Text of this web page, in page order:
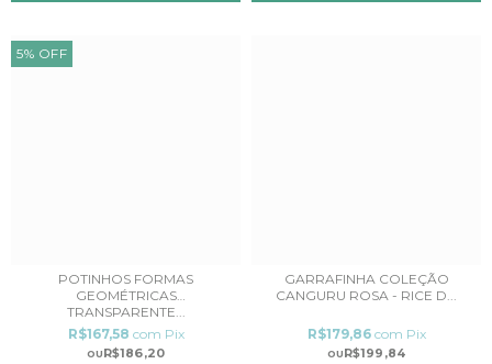
5% OFF
POTINHOS FORMAS
GEOMÉTRICAS
TRANSPARENTE...
R$186,20
R$167,58 com Pix
GARRAFINHA COLEÇÃO
CANGURU ROSA - RICE D...
R$199,84
R$179,86 com Pix